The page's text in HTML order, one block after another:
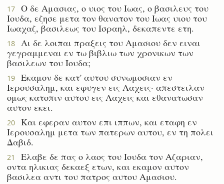
17
Ο δε Αμασιας, ο υιος του Ιωας, ο βασιλευς του
Ιουδα, εζησε μετα τον θανατον του Ιωας υιου του
Ιωαχαζ, βασιλεως του Ισραηλ, δεκαπεντε ετη.
18
Αι δε λοιπαι πραξεις του Αμασιου δεν ειναι
γεγραμμεναι εν τω βιβλιω των χρονικων των
βασιλεων του Ιουδα;
19
Εκαμον δε κατ' αυτου συνωμοσιαν εν
Ιερουσαλημ, και εφυγεν εις Λαχεις· απεστειλαν
ομως κατοπιν αυτου εις Λαχεις και εθανατωσαν
αυτον εκει.
20
Και εφεραν αυτον επι ιππων, και εταφη εν
Ιερουσαλημ μετα των πατερων αυτου, εν τη πολει
Δαβιδ.
21
Ελαβε δε πας ο λαος του Ιουδα τον Αζαριαν,
οντα ηλικιας δεκαεξ ετων, και εκαμον αυτον
βασιλεα αντι του πατρος αυτου Αμασιου.